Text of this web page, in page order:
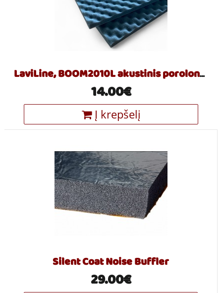
LaviLine, BOOM2010L akustinis porolonas triukšmų slopinimui, lipnus
14.00€
Į krepšelį
Silent Coat Noise Buffler
29.00€